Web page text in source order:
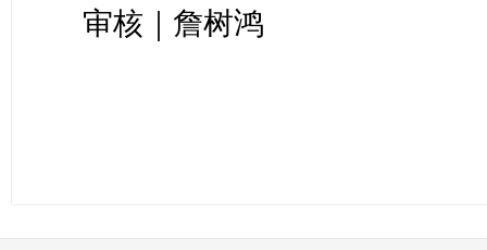
审核｜詹树鸿